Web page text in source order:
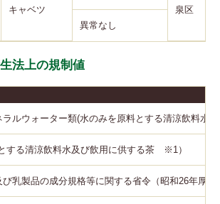
キャベツ
泉区
異常なし
法上の規制値
ラルウォーター類(水のみを原料とする清涼飲料水)
する清涼飲料水及び飲用に供する茶 ※1）
び乳製品の成分規格等に関する省令（昭和26年厚